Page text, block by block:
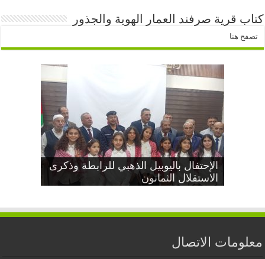
كتاب قرية صرفند العمار الهوية والجذور
تصفح هنا
الإحتفال باليوبيل الذهبي للرابطة وذكرى
الاستقلال الثمانون
دعوة عامة بمناسبة اليوبيل الذهبي
للرابطة وذكرى الاستقلال الثمانون
معايدة عيد الأضحى المبارك 2026
عيد الاستقلال الثمانون
إجتماع جذور مشجرات عائلات صرفند
العمار
معلومات الاتصال